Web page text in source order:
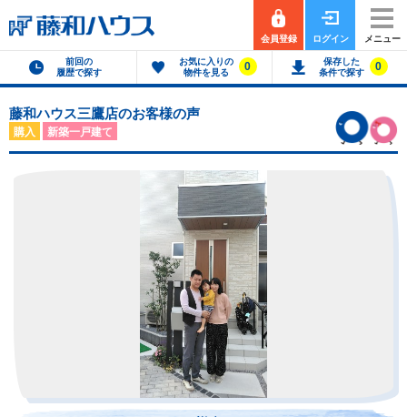
会員登録 ログイン メニュー
前回の
履歴で探す
お気に入りの
物件を見る
0
保存した
条件で探す
0
藤和ハウス三鷹店のお客様の声
購入 新築一戸建て